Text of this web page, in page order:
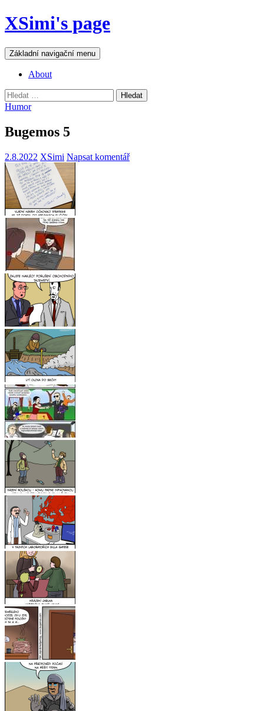
Přejít
k
webu
XSimi's page
Hledat
Základní navigační menu
About
Vyhledávání
Humor
Bugemos 5
2.8.2022 XSimi Napsat komentář